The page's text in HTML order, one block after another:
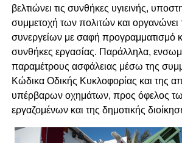
βελτιώνει τις συνθήκες υγιεινής,
συμμετοχή των πολιτών και οργανώνει
συνεργείων με σαφή προγραμματισμό
συνθήκες εργασίας. Παράλληλα,
παραμέτρους ασφάλειας μέσω της
Κώδικα Οδικής Κυκλοφορίας και της
υπέρβαρων οχημάτων, προς όφελος
εργαζομένων και της δημοτικής